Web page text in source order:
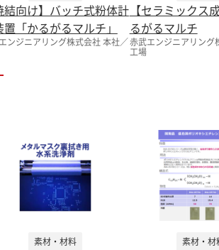
結向け】バッチ式粉体計
置「かるがるマルチ」
ンジニアリング株式会社 本社／
【セラミックス
るがるマルチ
赤武エンジニアリング
工場
素材・材料 素材・材